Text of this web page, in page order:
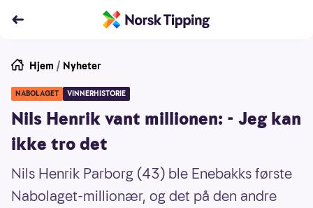
Hjem / Nyheter
NABOLAGET VINNERHISTORIE
Nils Henrik vant millionen: - Jeg kan
ikke tro det
Nils Henrik Parborg (43) ble Enebakks første
Nabolaget-millionær, og det på den andre